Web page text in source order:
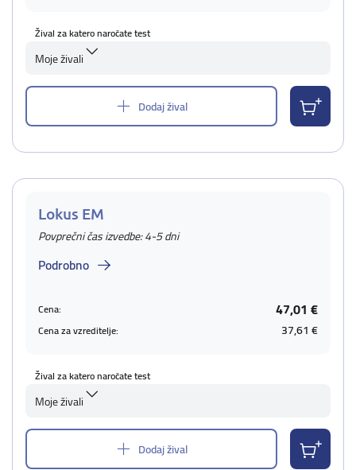
Žival za katero naročate test
Moje živali
Dodaj žival
Lokus EM
Povprečni čas izvedbe: 4-5 dni
Podrobno
Cena: 47,01 €
Cena za vzreditelje: 37,61 €
Žival za katero naročate test
Moje živali
Dodaj žival